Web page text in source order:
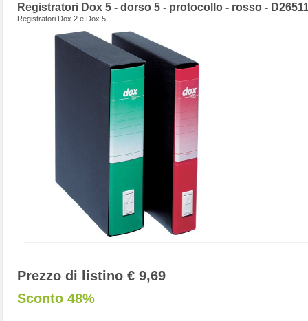
Registratori Dox 5 - dorso 5 - protocollo - rosso -
Registratori Dox 2 e Dox 5
Prezzo di listino € 9,69
Sconto 48%